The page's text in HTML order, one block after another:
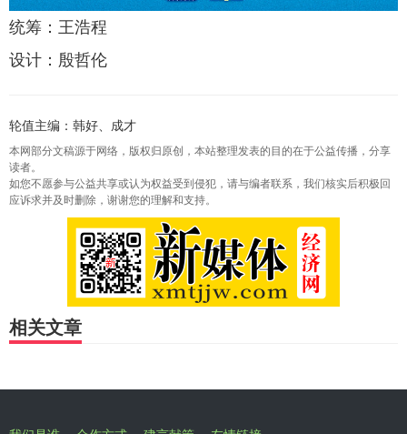
统筹：王浩程
设计：殷哲伦
轮值主编：韩好、成才
本网部分文稿源于网络，版权归原创，本站整理发表的目的在于公益传播，分享
读者。
如您不愿参与公益共享或认为权益受到侵犯，请与编者联系，我们核实后积极回
应诉求并及时删除，谢谢您的理解和支持。
相关文章